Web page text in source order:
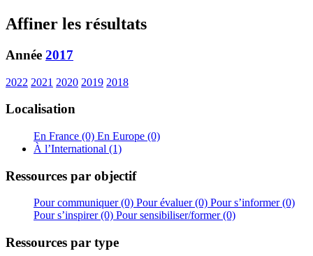
Affiner les résultats
Année 2017
2022 2021 2020 2019 2018
Localisation
En France (0) En Europe (0)
À l’International (1)
Ressources par objectif
Pour communiquer (0) Pour évaluer (0) Pour s’informer (0)
Pour s’inspirer (0) Pour sensibiliser/former (0)
Ressources par type